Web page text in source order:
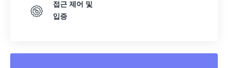
접근 제어 및
입증